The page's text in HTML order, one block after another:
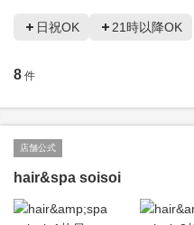
日祝OK 21時以降OK
8 件
店舗公式
hair&spa soisoi